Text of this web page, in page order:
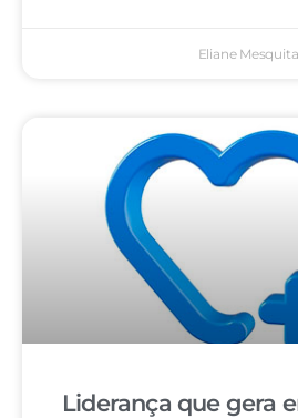
Eliane Mesquita
Liderança que gera